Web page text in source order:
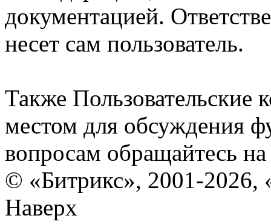
документацией.
несет сам пользователь.
Также Пользовательские
местом для обсуждения
вопросам обращайтесь
© «Битрикс», 2001-2026,
Наверх